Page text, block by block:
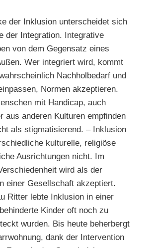
der Inklusion unterscheidet sich
der Integration. Integrative
von dem Gegensatz eines
Wer integriert wird, kommt
Nachholbedarf und
Normen akzeptieren.
mit Handicap, auch
aus anderen Kulturen empfinden
als stigmatisierend. – Inklusion
kulturelle, religiöse
Ausrichtungen nicht. Im
wird als der
einer Gesellschaft akzeptiert.
Ritter lebte Inklusion in einer
Kinder oft noch zu
wurden. Bis heute beherbergt
dank der Intervention